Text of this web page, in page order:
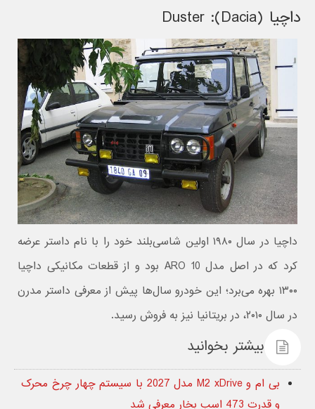
داچیا (Dacia): Duster
داچیا در سال ۱۹۸۰ اولین شاسی‌بلند خود را با نام داستر عرضه
کرد که در اصل مدل ARO 10 بود و از قطعات مکانیکی داچیا
۱۳۰۰ بهره می‌برد؛ این خودرو سال‌ها پیش از معرفی داستر مدرن
در سال ۲۰۱۰، در بریتانیا نیز به فروش رسید.
بیشتر بخوانید
بی ام و M2 xDrive مدل 2027 با سیستم چهار چرخ محرک
و قدرت 473 اسب بخار معرفی شد